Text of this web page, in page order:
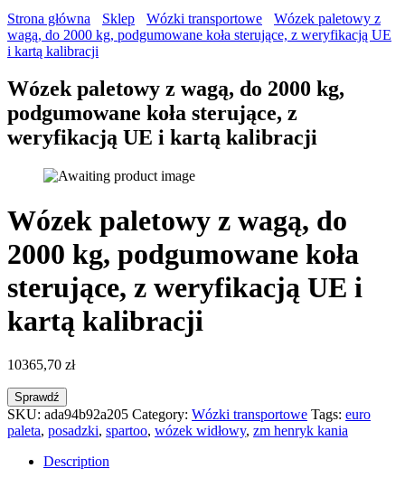
Strona główna Sklep Wózki transportowe
Wózek paletowy z
wagą, do 2000 kg, podgumowane koła sterujące, z weryfikacją UE
i kartą kalibracji
Wózek paletowy z wagą, do 2000 kg,
podgumowane koła sterujące, z
weryfikacją UE i kartą kalibracji
Wózek paletowy z wagą, do
2000 kg, podgumowane koła
sterujące, z weryfikacją UE i
kartą kalibracji
10365,70 zł
Sprawdź
SKU: ada94b92a205 Category: Wózki transportowe Tags: euro
paleta, posadzki, spartoo, wózek widłowy, zm henryk kania
Description